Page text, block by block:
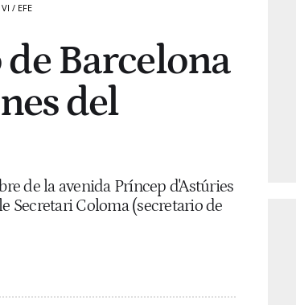
/ EFE
Barcelona
del
de la avenida Príncep d'Astúries
Secretari Coloma (secretario de